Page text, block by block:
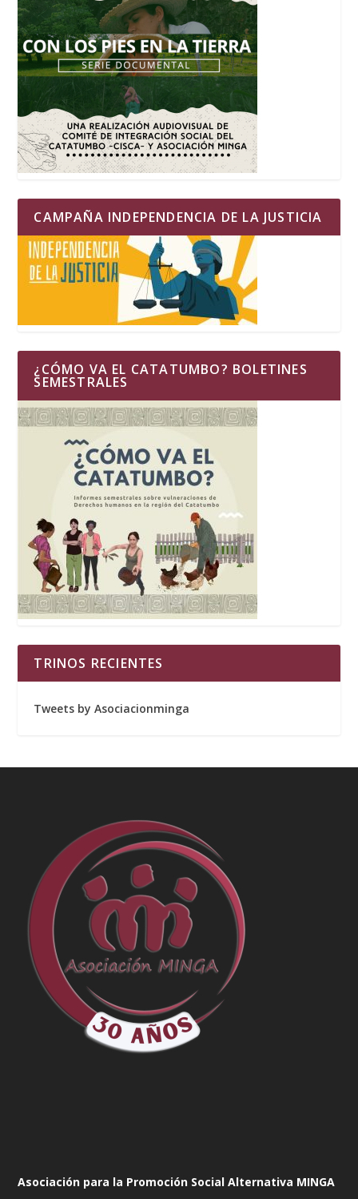
CAMPAÑA INDEPENDENCIA DE LA JUSTICIA
¿CÓMO VA EL CATATUMBO? BOLETINES
SEMESTRALES
TRINOS RECIENTES
Tweets by Asociacionminga
Asociación para la Promoción Social Alternativa MINGA